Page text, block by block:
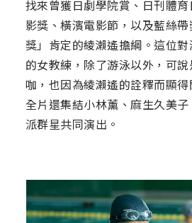
找來曾獲日劇學院賞、日刊體
影獎、橫濱電影節，以及藍絲
獎」肯定的綾瀨遙擔綱。這位
的女教練，除了游泳以外，可
咖，也因為綾瀨遙的詮釋而顯得
全片還集結小林薰、麻生久美
派群星共同演出。